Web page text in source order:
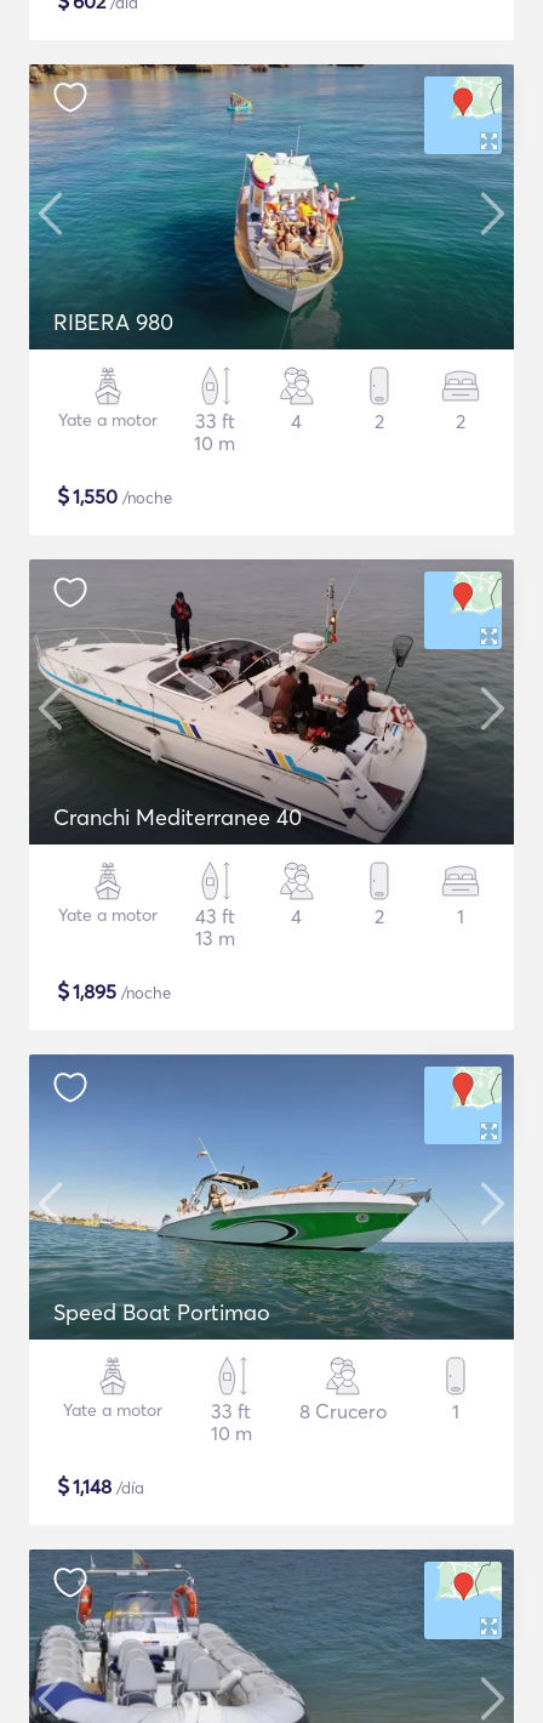
RIBERA 980
Yate a motor
33 ft
10 m
4 2 2
$1,550 /noche
Cranchi Mediterranee 40
Yate a motor
43 ft
13 m
4 2 1
$1,895 /noche
Speed Boat Portimao
Yate a motor
33 ft
10 m
8 Crucero 1
$1,148 /día